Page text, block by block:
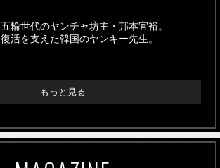
五輪世代のヤンチャ坊主・邦本宜裕。
復活を支えた韓国のヤンキー先生。
もっと見る